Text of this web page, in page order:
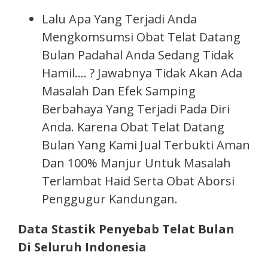
Lalu Apa Yang Terjadi Anda
Mengkomsumsi Obat Telat Datang
Bulan Padahal Anda Sedang Tidak
Hamil…. ? Jawabnya Tidak Akan Ada
Masalah Dan Efek Samping
Berbahaya Yang Terjadi Pada Diri
Anda. Karena Obat Telat Datang
Bulan Yang Kami Jual Terbukti Aman
Dan 100% Manjur Untuk Masalah
Terlambat Haid Serta Obat Aborsi
Penggugur Kandungan.
Data Stastik Penyebab Telat Bulan
Di Seluruh Indonesia